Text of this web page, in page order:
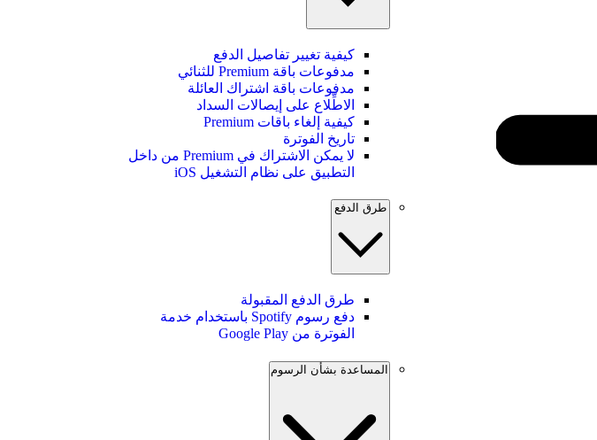
كيفية تغيير تفاصيل الدفع
مدفوعات باقة Premium للثنائي
مدفوعات باقة اشتراك العائلة
الاطِّلاع على إيصالات السداد
كيفية إلغاء باقات Premium
تاريخ الفوترة
لا يمكن الاشتراك في Premium من داخل
التطبيق على نظام التشغيل iOS
طرق الدفع
طرق الدفع المقبولة
دفع رسوم Spotify باستخدام خدمة
الفوترة من Google Play
المساعدة بشأن الرسوم